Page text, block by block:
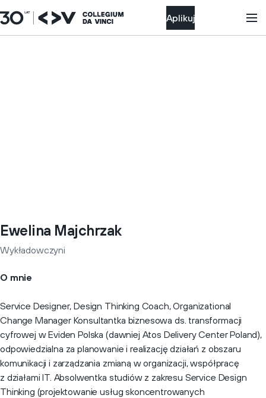
Aplikuj
Ewelina Majchrzak
Wykładowczyni
O mnie
Service Designer, Design Thinking Coach, Organizational
Change Manager Konsultantka biznesowa ds. transformacji
cyfrowej w Eviden Polska (dawniej Atos Delivery Center Poland),
odpowiedzialna za planowanie i realizację działań z obszaru
komunikacji i zarządzania zmianą w organizacji, współpracę
z działami IT. Absolwentka studiów z zakresu Service Design
Thinking (projektowanie usług skoncentrowanych